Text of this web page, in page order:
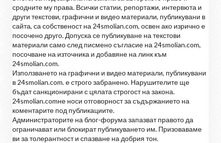
сродните му права. Всички статии, репортажи, интервюта и
други текстови, графични и видео материали, публикувани в
сайта, са собственост на 24smolian.com, освен ако изрично е
посочено друго. Допуска се публикуване на текстови
материали само след писмено съгласие на 24smolian.com,
посочване на източника и добавяне на линк към
24smolian.com.
Използването на графични и видео материали, публикувани
в 24smolian.com. е строго забранено. Нарушителите ще
бъдат санкционирани с цялата строгост на закона.
24smolian.comне носи отговорност за съдържанието на
коментарите под публикациите.
Администраторите на блог-форума запазват правото да
ограничават или блокират публикуването им. Призоваваме
ви за толерантност и спазване на добрия тон.